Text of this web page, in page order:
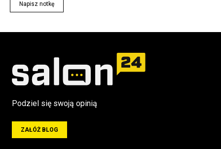
Napisz notkę
Podziel się swoją opinią
ZAŁÓŻ BLOG